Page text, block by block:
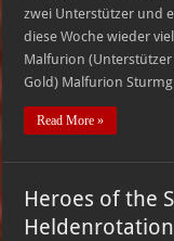
zwei Unterstützer und
diese Woche wieder
Malfurion (Unterstützer
Gold) Malfurion
Read More »
Heroes of the
Heldenrotation